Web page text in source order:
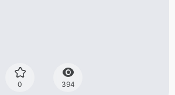
0 394